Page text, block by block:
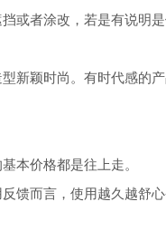
或者涂改，若是有说明是
新颖时尚。有时代感的
本价格都是往上走。
馈而言，使用越久越舒